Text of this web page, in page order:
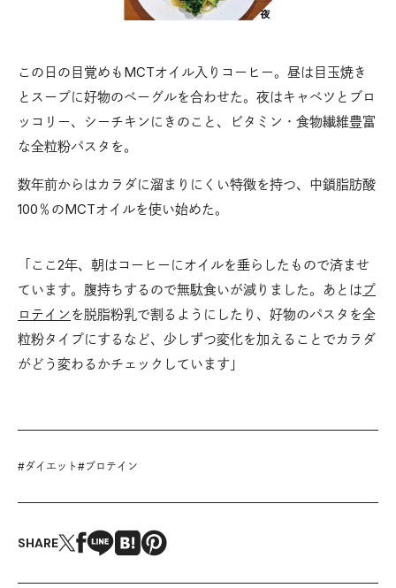
この日の目覚めもMCTオイル入りコーヒー。昼は目玉焼き
とスープに好物のベーグルを合わせた。夜はキャベツとブロ
ッコリー、シーチキンにきのこと、ビタミン・食物繊維豊富
な全粒粉パスタを。
数年前からはカラダに溜まりにくい特徴を持つ、中鎖脂肪酸
100％のМCTオイルを使い始めた。
「ここ2年、朝はコーヒーにオイルを垂らしたもので済ませ
ています。腹持ちするので無駄食いが減りました。あとはプ
ロテイン を脱脂粉乳で割るようにしたり、好物のパスタを全
粒粉タイプにするなど、少しずつ変化を加えることでカラダ
がどう変わるかチェックしています」
#ダイエット #プロテイン
SHARE